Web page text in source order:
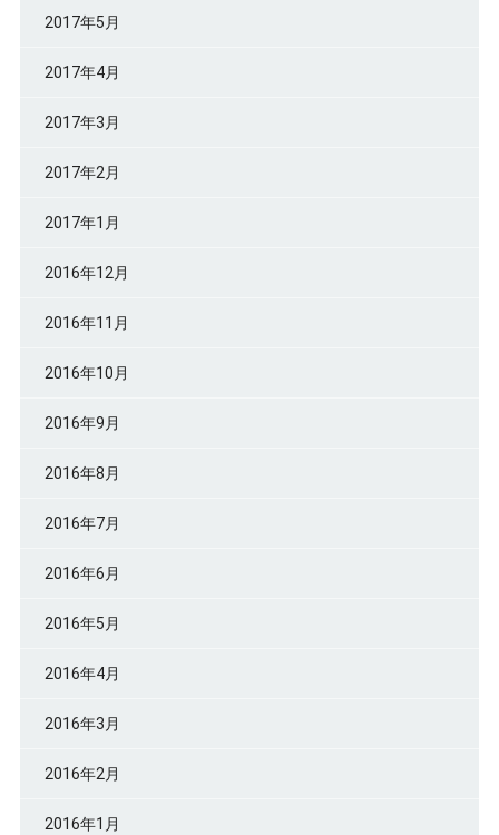
2017年5月
2017年4月
2017年3月
2017年2月
2017年1月
2016年12月
2016年11月
2016年10月
2016年9月
2016年8月
2016年7月
2016年6月
2016年5月
2016年4月
2016年3月
2016年2月
2016年1月